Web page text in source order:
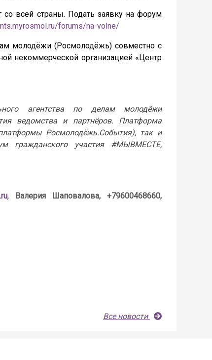
всей страны. Подать заявку на форум
forums/na-volne/
молодёжи (Росмолодёжь) совместно с
некоммерческой организацией «Центр
агентства по делам молодёжи
ведомства и партнёров. Платформа
Росмолодёжь.События), так и
гражданского участия #МЫВМЕСТЕ,
,
Валерия Шаповалова, +79600468660,
Все новости